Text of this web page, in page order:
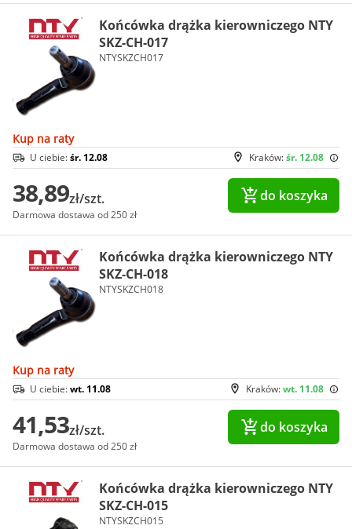
Końcówka drążka kierowniczego NTY
SKZ-CH-017
NTYSKZCH017
Kup na raty
Kraków:śr. 12.08
U ciebie:śr. 12.08
38,89zł/szt.
Darmowa dostawa od 250 zł
do koszyka
Końcówka drążka kierowniczego NTY
SKZ-CH-018
NTYSKZCH018
Kup na raty
Kraków:wt. 11.08
U ciebie:wt. 11.08
41,53zł/szt.
Darmowa dostawa od 250 zł
do koszyka
Końcówka drążka kierowniczego NTY
SKZ-CH-015
NTYSKZCH015